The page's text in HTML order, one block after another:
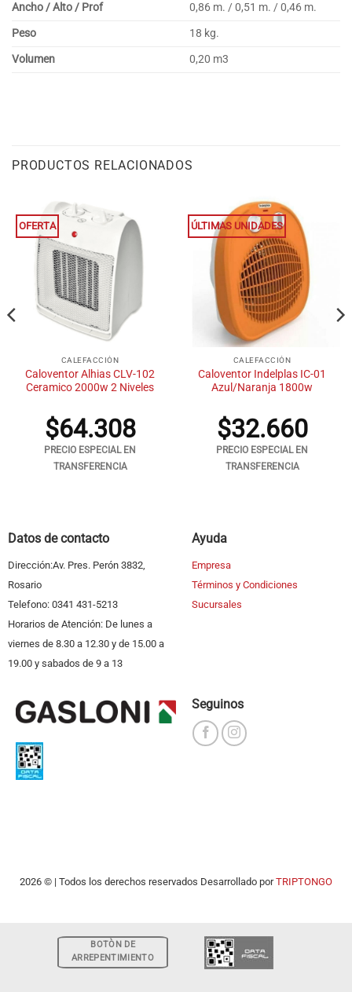
Ancho / Alto / Prof
0,86 m. / 0,51 m. / 0,46 m.
Peso
18 kg.
Volumen
0,20 m3
PRODUCTOS RELACIONADOS
OFERTA
CALEFACCIÓN
Caloventor Alhias CLV-102
Ceramico 2000w 2 Niveles
$64.308
PRECIO ESPECIAL EN
TRANSFERENCIA
ÚLTIMAS UNIDADES
CALEFACCIÓN
Caloventor Indelplas IC-01
Azul/Naranja 1800w
$32.660
PRECIO ESPECIAL EN
TRANSFERENCIA
Datos de contacto
Dirección:Av. Pres. Perón 3832,
Rosario
Telefono: 0341 431-5213
Horarios de Atención: De lunes a
viernes de 8.30 a 12.30 y de 15.00 a
19.00 y sabados de 9 a 13
Ayuda
Empresa
Términos y Condiciones
Sucursales
Seguinos
2026 © | Todos los derechos reservados Desarrollado porTRIPTONGO
BOTÒN DE
ARREPENTIMIENTO